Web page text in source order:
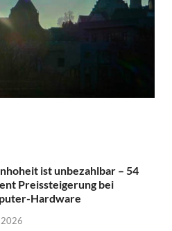
ist unbezahlbar – 54
Preissteigerung bei
Hardware
2026